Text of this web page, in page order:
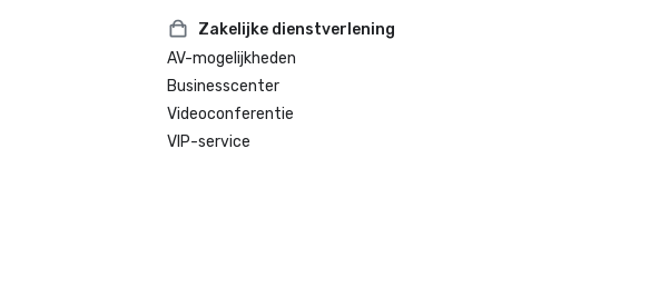
Zakelijke dienstverlening
AV-mogelijkheden
Businesscenter
Videoconferentie
VIP-service